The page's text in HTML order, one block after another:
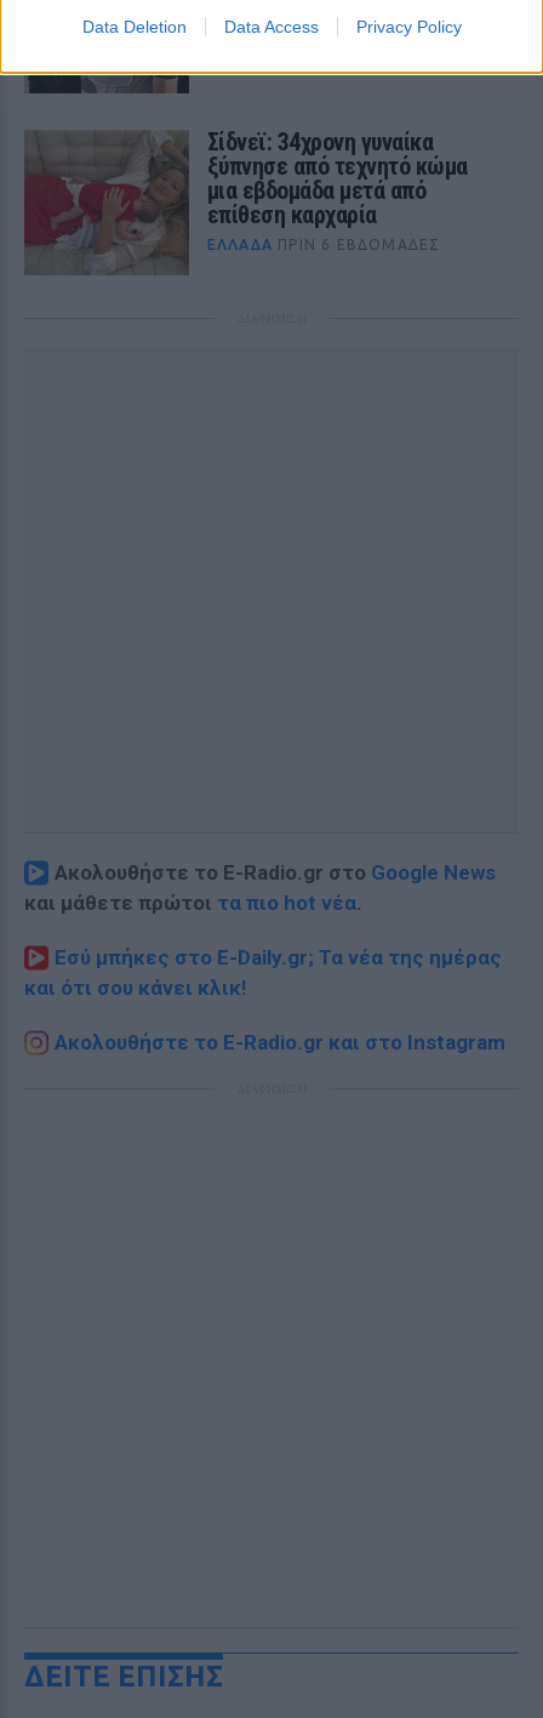
Data Deletion Data Access Privacy Policy
φυγάς στο Αίγιο για 27 χρόνια
Σίδνεϊ: 34χρονη γυναίκα
ξύπνησε από τεχνητό κώμα
μια εβδομάδα μετά από
επίθεση καρχαρία
ΕΛΛΆΔΑ ΠΡΙΝ 6 ΕΒΔΟΜΆΔΕΣ
Ακολουθήστε το E-Radio.gr στο Google News
και μάθετε πρώτοι τα πιο hot νέα.
Εσύ μπήκες στο E-Daily.gr; Τα νέα της ημέρας
και ότι σου κάνει κλικ!
Ακολουθήστε το E-Radio.gr και στο Instagram
ΔΕΙΤΕ ΕΠΙΣΗΣ